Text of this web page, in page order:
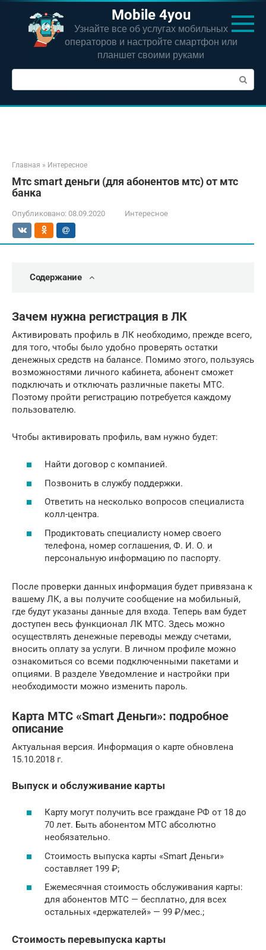
Перейти
контенту
Mobile 4you
Узнайте все об услугах мобильных
операторов и настройте смартфон или
планшет своими руками
Поиск:
Главная » Интересное
Мтс smart деньги (для абонентов мтс) от мтс
банка
Опубликовано: 08.09.2020 Интересное
Содержание
Зачем нужна регистрация в ЛК
Активировать профиль в ЛК необходимо, прежде всего,
для того, чтобы было удобно проверять остатки
денежных средств на балансе. Помимо этого, пользуясь
возможностями личного кабинета, абонент сможет
подключать и отключать различные пакеты МТС.
Поэтому пройти регистрацию потребуется каждому
пользователю.
Чтобы активировать профиль, вам нужно будет:
Найти договор с компанией.
Позвонить в службу поддержки.
Ответить на несколько вопросов специалиста
колл-центра.
Продиктовать специалисту номер своего
телефона, номер соглашения, Ф. И. О. и
персональную информацию по паспорту.
После проверки данных информация будет привязана к
вашему ЛК, а вы получите сообщение на мобильный,
где будут указаны данные для входа. Теперь вам будет
доступен весь функционал ЛК МТС. Здесь можно
осуществлять денежные переводы между счетами,
вносить оплату за услуги. В личном профиле можно
ознакомиться со всеми подключенными пакетами и
опциями. В разделе Уведомление и настройки при
необходимости можно изменить пароль.
Карта МТС «Smart Деньги»: подробное
описание
Актуальная версия. Информация о карте обновлена
15.10.2018 г.
Выпуск и обслуживание карты
Карту могут получить все граждане РФ от 18 до
70 лет. Быть абонентом МТС абсолютно
необязательно.
Стоимость выпуска карты «Smart Деньги»
составляет 199 ₽;
Ежемесячная стоимость обслуживания карты:
для абонентов МТС — бесплатно, для всех
остальных «держателей» — 99 ₽/мес.;
Стоимость перевыпуска карты